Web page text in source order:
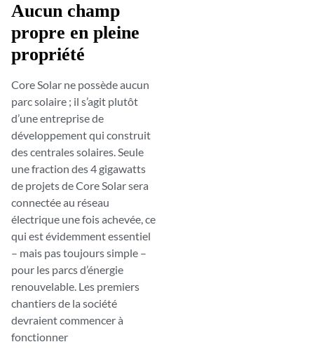
Aucun champ
propre en pleine
propriété
Core Solar ne possède aucun
parc solaire ; il s’agit plutôt
d’une entreprise de
développement qui construit
des centrales solaires. Seule
une fraction des 4 gigawatts
de projets de Core Solar sera
connectée au réseau
électrique une fois achevée, ce
qui est évidemment essentiel
– mais pas toujours simple –
pour les parcs d’énergie
renouvelable. Les premiers
chantiers de la société
devraient commencer à
fonctionner